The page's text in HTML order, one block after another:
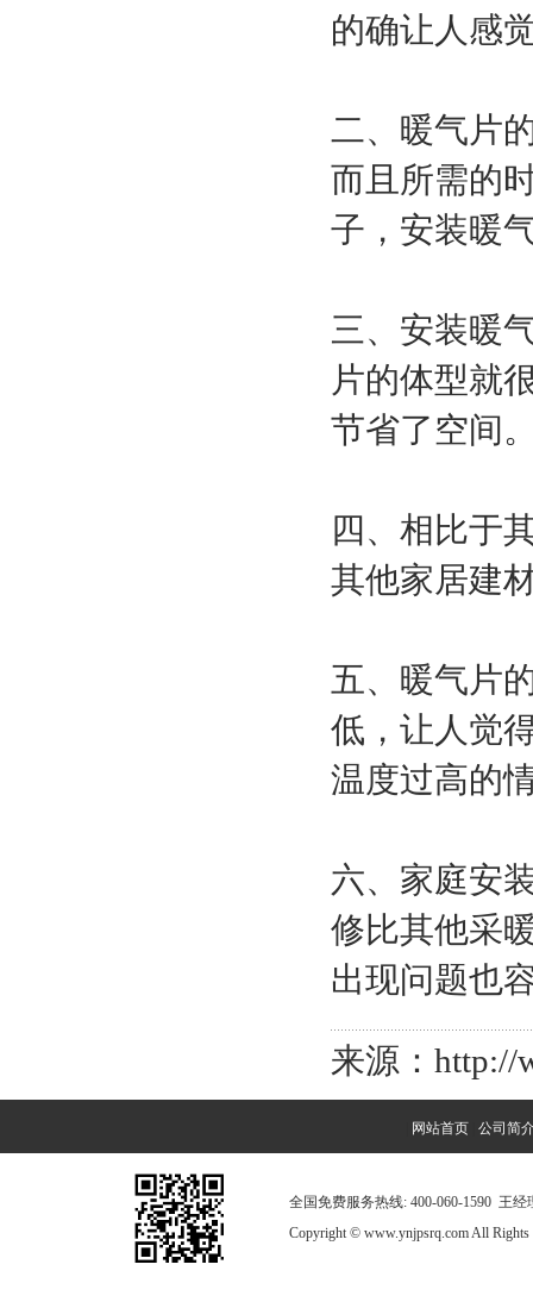
的确让人感
二、暖气片
而且所需的
子，安装暖
三、安装暖
片的体型就
节省了空间
四、相比于
其他家居建
五、暖气片
低，让人觉
温度过高的
六、家庭安
修比其他采
出现问题也
来源：http://
网站首页| 公司简
全国免费服务热线: 400-060-1590 王
Copyright © www.ynjpsrq.com All